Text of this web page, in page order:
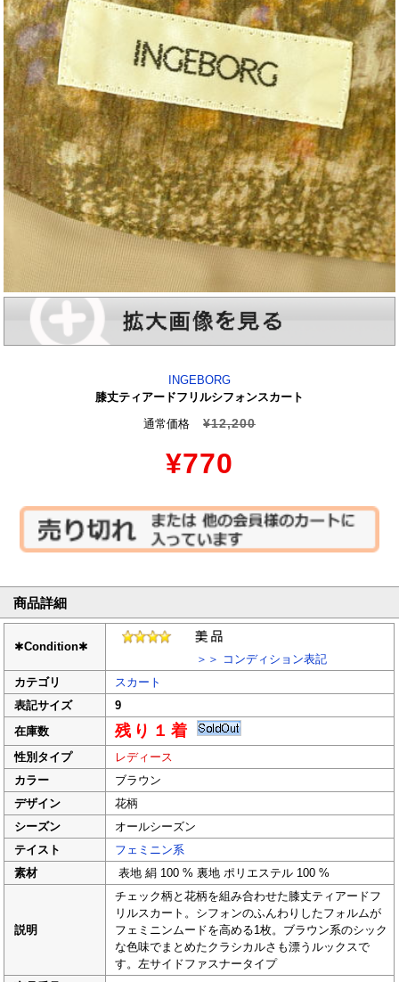
INGEBORG
膝丈ティアードフリルシフォンスカート
通常価格
¥12,200
¥770
商品詳細
✱Condition✱
＞＞ コンディション表記
カテゴリ
スカート
表記サイズ
9
在庫数
残り１着
性別タイプ
レディース
カラー
ブラウン
デザイン
花柄
シーズン
オールシーズン
テイスト
フェミニン系
素材
表地 絹 100 % 裏地 ポリエステル 100 %
説明
チェック柄と花柄を組み合わせた膝丈ティアードフ
リルスカート。シフォンのふんわりしたフォルムが
フェミニンムードを高める1枚。ブラウン系のシック
な色味でまとめたクラシカルさも漂うルックスで
す。左サイドファスナータイプ